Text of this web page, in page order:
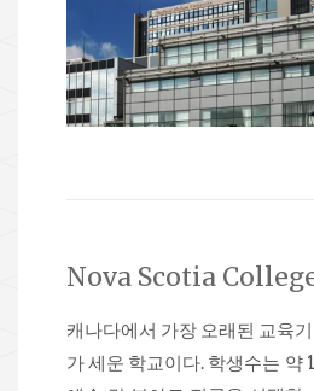
Nova Scotia
캐나다에서 가장 오래된 교육
가 세운 학교이다. 학생수는 약